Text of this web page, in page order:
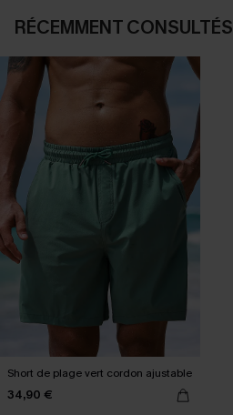
RÉCEMMENT CONSULTÉS
Short de plage vert cordon ajustable
34,90 €